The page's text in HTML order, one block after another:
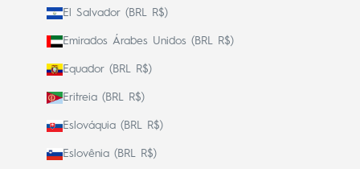
El Salvador (BRL R$)
Emirados Árabes Unidos (BRL R$)
Equador (BRL R$)
Eritreia (BRL R$)
Eslováquia (BRL R$)
Eslovênia (BRL R$)